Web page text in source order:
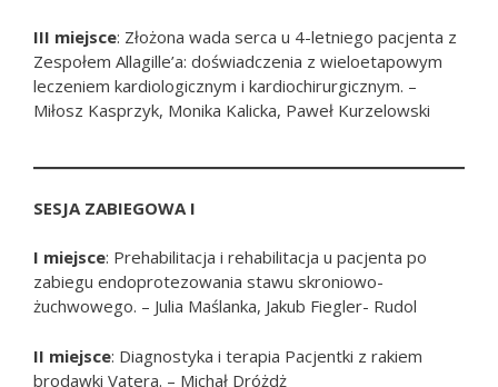
III miejsce: Złożona wada serca u 4-letniego pacjenta z
Zespołem Allagille’a: doświadczenia z wieloetapowym
leczeniem kardiologicznym i kardiochirurgicznym. –
Miłosz Kasprzyk, Monika Kalicka, Paweł Kurzelowski
SESJA ZABIEGOWA I
I miejsce: Prehabilitacja i rehabilitacja u pacjenta po
zabiegu endoprotezowania stawu skroniowo-
żuchwowego. – Julia Maślanka, Jakub Fiegler- Rudol
II miejsce: Diagnostyka i terapia Pacjentki z rakiem
brodawki Vatera. – Michał Dróżdż